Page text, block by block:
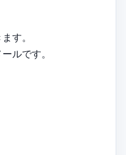
す。
ルです。